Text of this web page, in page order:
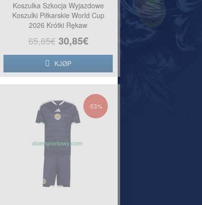
Koszulka Szkocja Wyjazdowe
Koszulki Piłkarskie World Cup
2026 Krótki Rękaw
65,85€ 30,85€
KJØP
-53%